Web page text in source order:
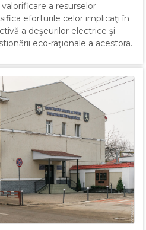
a resurselor
eforturile celor implicaţi în
a deşeurilor electrice şi
eco-raţionale a acestora.